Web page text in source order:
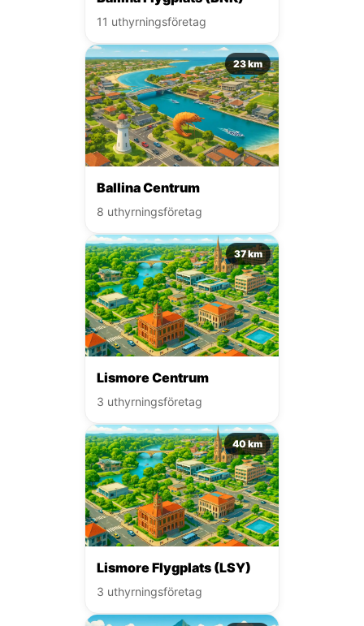
11 uthyrningsföretag
23 km
Ballina Centrum
8 uthyrningsföretag
37 km
Lismore Centrum
3 uthyrningsföretag
40 km
Lismore Flygplats (LSY)
3 uthyrningsföretag